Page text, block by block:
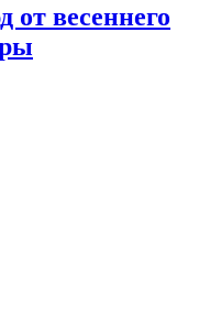
от весеннего